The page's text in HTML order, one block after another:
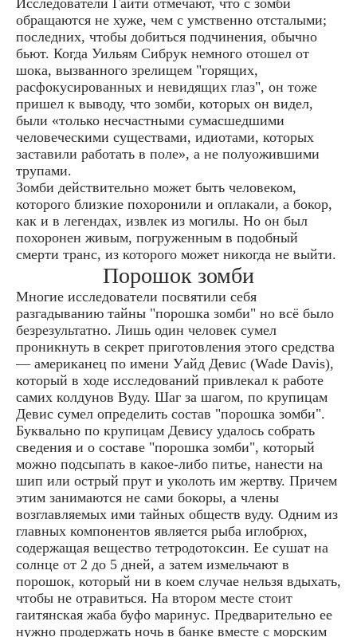
обращаются не хуже, чем с умственно отсталыми;
последних, чтобы добиться подчинения, обычно
бьют. Когда Уильям Сибрук немного отошел от
шока, вызванного зрелищем "горящих,
расфокусированных и невидящих глаз", он тоже
пришел к выводу, что зомби, которых он видел,
были «только несчастными сумасшедшими
человеческими существами, идиотами, которых
заставили работать в поле», а не полуожившими
трупами.
Зомби действительно может быть человеком,
которого близкие похоронили и оплакали, а бокор,
как и в легендах, извлек из могилы. Но он был
похоронен живым, погруженным в подобный
смерти транс, из которого может никогда не выйти.
Порошок зомби
Многие исследователи посвятили себя
разгадыванию тайны "порошка зомби" но всё было
безрезультатно. Лишь один человек сумел
проникнуть в секрет приготовления этого средства
— американец по имени Уайд Девис (Wade Davis),
который в ходе исследований привлекал к работе
самих колдунов Вуду. Шаг за шагом, по крупицам
Девис сумел определить состав "порошка зомби".
Буквально по крупицам Девису удалось собрать
сведения и о составе "порошка зомби", который
можно подсыпать в какое-либо питье, нанести на
шип или острый прут и уколоть им жертву. Причем
этим занимаются не сами бокоры, а члены
возглавляемых ими тайных обществ вуду. Одним из
главных компонентов является рыба иглобрюх,
содержащая вещество тетродотоксин. Ее сушат на
солнце от 2 до 5 дней, а затем измельчают в
порошок, который ни в коем случае нельзя вдыхать,
чтобы не отравиться. На втором месте стоит
гаитянская жаба буфо маринус. Предварительно ее
нужно продержать ночь в банке вместе с морским